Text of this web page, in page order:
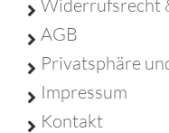
Widerrufsrecht
AGB
Privatsphäre
Impressum
Kontakt